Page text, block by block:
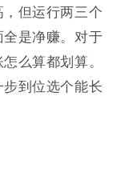
但运行两三个
是净赚。对于
么算都划算。
到位选个能长